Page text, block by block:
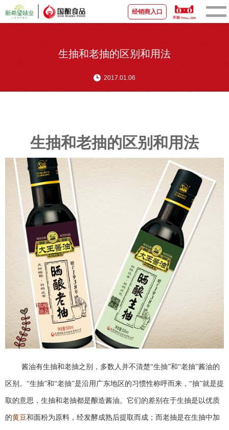
宣传视频
经销商入口
生抽和老抽的区别和用法
2017.01.06
生抽和老抽的区别和用法
酱油有生抽和老抽之别，多数人并不清楚“生抽”和“老抽”酱油的
区别。“生抽”和“老抽”是沿用广东地区的习惯性称呼而来，“抽”就是提
取的意思，生抽和老抽都是酿造酱油。它们的差别在于生抽是以优质
的黄豆和面粉为原料，经发酵成熟后提取而成；而老抽是在生抽中加